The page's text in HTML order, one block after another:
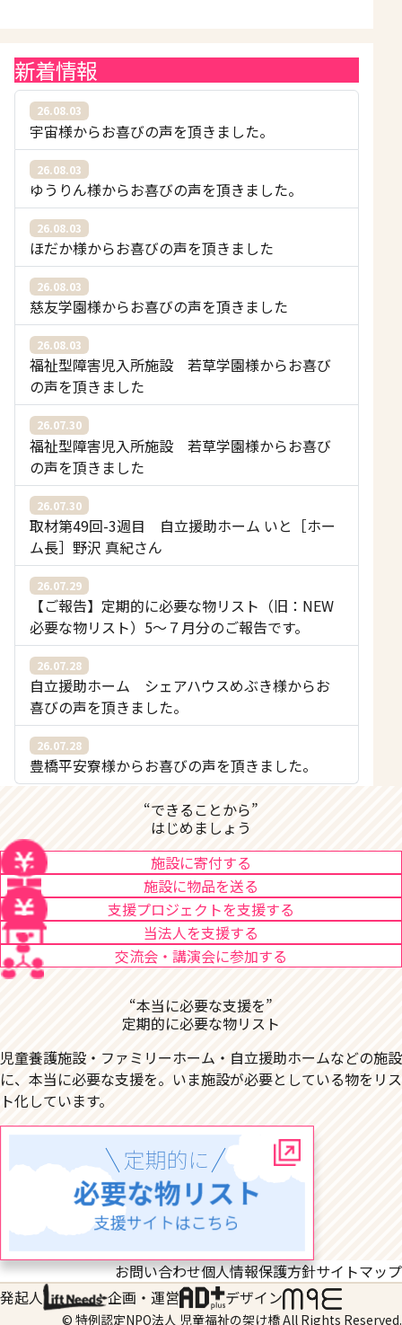
新着情報
26.08.03
宇宙様からお喜びの声を頂きました。
26.08.03
ゆうりん様からお喜びの声を頂きました。
26.08.03
ほだか様からお喜びの声を頂きました
26.08.03
慈友学園様からお喜びの声を頂きました
26.08.03
福祉型障害児入所施設 若草学園様からお喜び
の声を頂きました
26.07.30
福祉型障害児入所施設 若草学園様からお喜び
の声を頂きました
26.07.30
取材第49回-3週目 自立援助ホーム いと［ホー
ム長］野沢 真紀さん
26.07.29
【ご報告】定期的に必要な物リスト（旧：NEW
必要な物リスト）5〜７月分のご報告です。
26.07.28
自立援助ホーム シェアハウスめぶき様からお
喜びの声を頂きました。
26.07.28
豊橋平安寮様からお喜びの声を頂きました。
“できることから”
はじめましょう
施設に寄付する
施設に物品を送る
支援プロジェクトを支援する
当法人を支援する
交流会・講演会に参加する
“本当に必要な支援を”
定期的に必要な物リスト
児童養護施設・ファミリーホーム・自立援助ホームなどの施設
に、本当に必要な支援を。いま施設が必要としている物をリス
ト化しています。
お問い合わせ個人情報保護方針サイトマップ
発起人
企画・運営 デザイン
© 特例認定NPO法人 児童福祉の架け橋 All Rights Reserved.